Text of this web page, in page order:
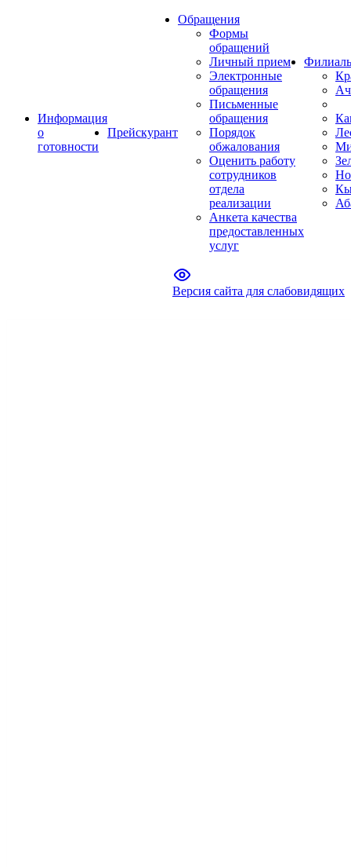
Информация
о
готовности
Прейскурант
Обращения
Формы
обращений
Личный прием
Электронные
обращения
Письменные
обращения
Порядок
обжалования
Оценить работу
сотрудников
отдела
реализации
Анкета качества
предоставленных
услуг
Версия сайта для слабовидящих